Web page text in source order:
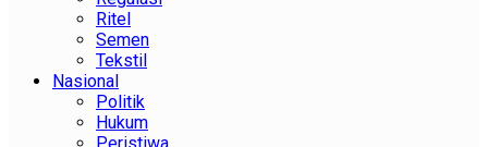
Ritel
Semen
Tekstil
Nasional
Politik
Hukum